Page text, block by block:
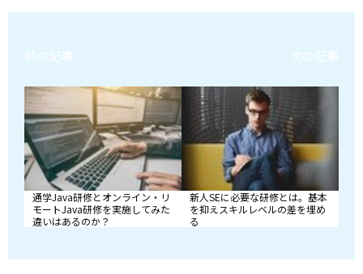
前の記事
通学Java研修とオンライン・リ
モートJava研修を実施してみた
違いはあるのか？
次の記事
新人SEに必要な研修とは。基本
を抑えスキルレベルの差を埋め
る